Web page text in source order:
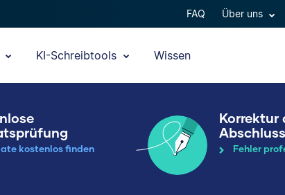
FAQ Über uns
KI-Schreibtools Wissen
kostenlos finden
Korrektur
Fehler